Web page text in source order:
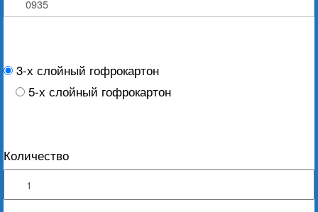
3-х слойный гофрокартон
5-х слойный гофрокартон
Количество